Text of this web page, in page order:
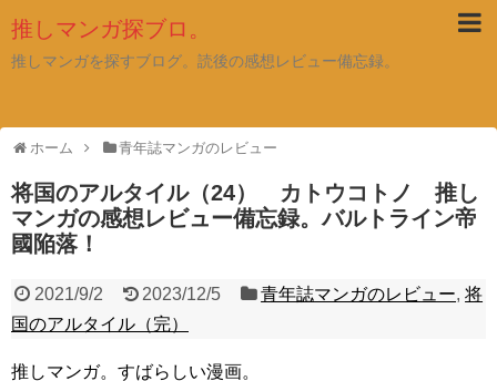
推しマンガ探ブロ。
推しマンガを探すブログ。読後の感想レビュー備忘録。
ホーム 青年誌マンガのレビュー
将国のアルタイル（24） カトウコトノ 推し
マンガの感想レビュー備忘録。バルトライン帝
國陥落！
2021/9/2 2023/12/5 青年誌マンガのレビュー,将
国のアルタイル（完）
推しマンガ。すばらしい漫画。